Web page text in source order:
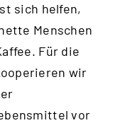
sich helfen,
Menschen
Für die
wir
vor